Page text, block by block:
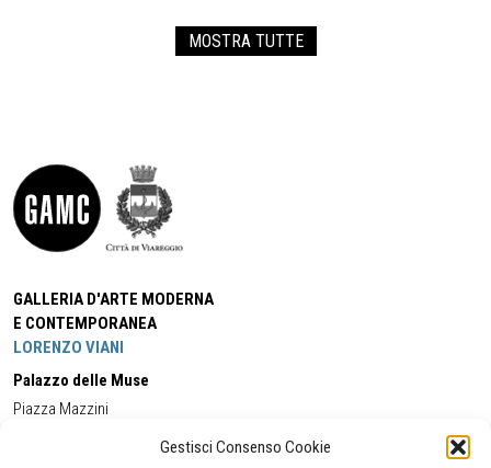
Gestisci Consenso Cookie
MOSTRA TUTTE
GALLERIA D'ARTE MODERNA
E CONTEMPORANEA
LORENZO VIANI
Palazzo delle Muse
Piazza Mazzini
Cell:+39 338 5714978 (orario apertura Galleria)